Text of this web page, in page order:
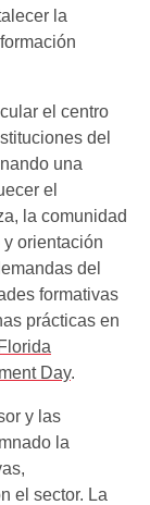
la
el centro
del
una
el
la comunidad
orientación
del
formativas
prácticas en
Day.
y las
la
el sector. La